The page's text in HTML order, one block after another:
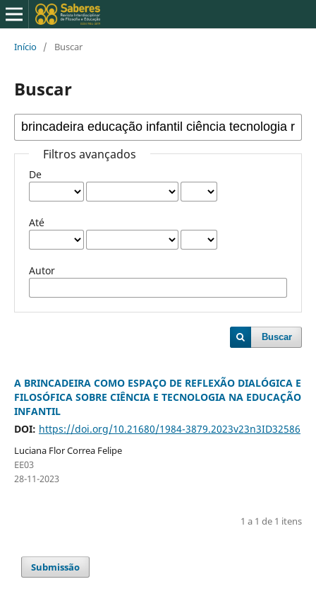
Início / Buscar
Buscar
Filtros avançados
De
Até
Autor
Buscar
A BRINCADEIRA COMO ESPAÇO DE REFLEXÃO DIALÓGICA E
FILOSÓFICA SOBRE CIÊNCIA E TECNOLOGIA NA EDUCAÇÃO
INFANTIL
DOI: https://doi.org/10.21680/1984-3879.2023v23n3ID32586
Luciana Flor Correa Felipe
EE03
28-11-2023
1 a 1 de 1 itens
Submissão